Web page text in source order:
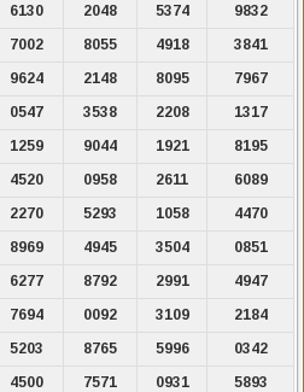
6130 2048 5374
9832
7002 8055 4918
3841
9624 2148 8095
7967
0547 3538 2208
1317
1259 9044 1921
8195
4520 0958 2611
6089
2270 5293 1058
4470
8969 4945 3504
0851
6277 8792 2991
4947
7694 0092 3109
2184
5203 8765 5996
0342
4500 7571 0931
5893